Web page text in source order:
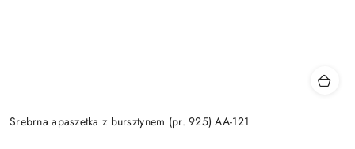
Srebrna apaszetka z bursztynem (pr. 925) AA-121